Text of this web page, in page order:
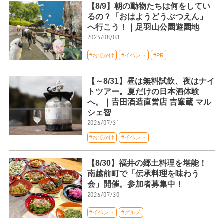
【8/9】朝の動物たちは何をしてい
るの？「おはようどうぶつえん」
へ行こう！｜足羽山公園遊園地
2026/08/03
#おでかけ #イベント #PR
【～8/31】昼は無料試飲、夜はナイ
トツアー。夏だけの日本酒体験
へ。｜𠮷田酒造直営店 吉峯蔵 マル
シェ智
2026/07/31
#おでかけ #イベント
【8/30】福井の郷土料理を堪能！
南越前町で「伝承料理を味わう
会」開催。参加者募集中！
2026/07/30
#イベント #グルメ